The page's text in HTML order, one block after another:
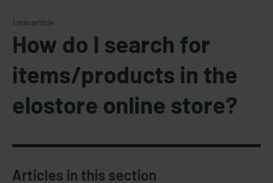
1 min article
How do I search for
items/products in the
elostore online store?
Articles in this section